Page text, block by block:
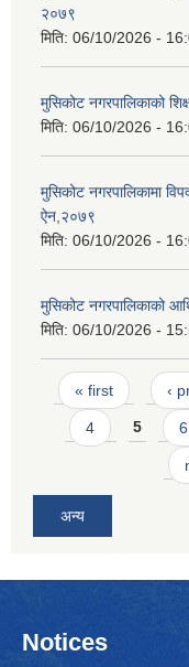
२०७९
मिति: 06/10/2026 -
मुसिकोट नगरपालिकाको
मिति: 06/10/2026 -
मुसिकोट नगरपालिकामा
ऐन,२०७९
मिति: 06/10/2026 -
मुसिकोट नगरपालिकाको
मिति: 06/10/2026 -
Pages
« first ‹
4 5 6
अन्य
Notices